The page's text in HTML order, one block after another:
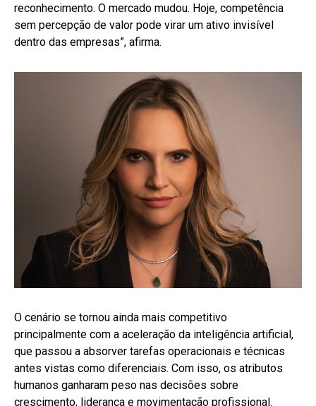
reconhecimento. O mercado mudou. Hoje, competência
sem percepção de valor pode virar um ativo invisível
dentro das empresas”, afirma.
O cenário se tornou ainda mais competitivo
principalmente com a aceleração da inteligência artificial,
que passou a absorver tarefas operacionais e técnicas
antes vistas como diferenciais. Com isso, os atributos
humanos ganharam peso nas decisões sobre
crescimento, liderança e movimentação profissional.